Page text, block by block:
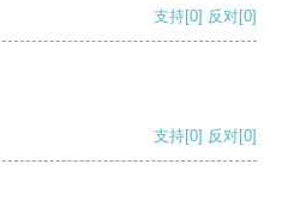
支持[0] 反对[0]
支持[0] 反对[0]